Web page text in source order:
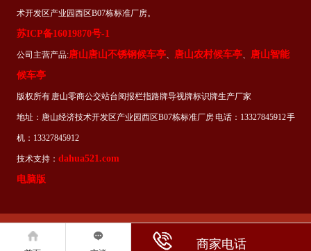
术开发区产业园西区B07栋标准厂房。
苏ICP备16019870号-1
公司主营产品:唐山唐山不锈钢候车亭、 唐山农村候车亭、 唐山智能
候车亭
版权所有 唐山零商公交站台阅报栏指路牌导视牌标识牌生产厂家
地址：唐山经济技术开发区产业园西区B07栋标准厂房 电话：13327845912 手
机：13327845912
技术支持：dahua521.com
电脑版
商家电话